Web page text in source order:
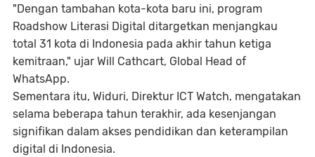
"Dengan tambahan kota-kota baru ini, program
Roadshow Literasi Digital ditargetkan menjangkau
total 31 kota di Indonesia pada akhir tahun ketiga
kemitraan," ujar Will Cathcart, Global Head of
WhatsApp.
Sementara itu, Widuri, Direktur ICT Watch, mengatakan
selama beberapa tahun terakhir, ada kesenjangan
signifikan dalam akses pendidikan dan keterampilan
digital di Indonesia.